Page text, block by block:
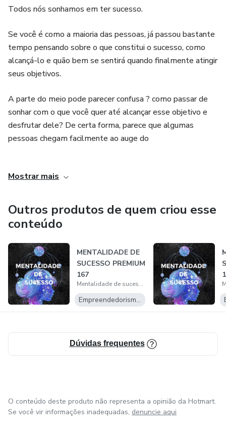
ebook pode ser acessado e lido em qualquer dispositivo
eletrônico, como smartphones, tablets e computadores.
Isso permite que você tenha acesso ao conteúdo a
qualquer momento e em qualquer lugar, tornando-o
conveniente para o seu estilo de vida ocupado.
5. Suporte adicional: Além do ebook, você também terá
acesso a suporte adicional, como materiais
proporciona um ambiente de apoio e troca de ideias, onde
outras pessoas que estão em busca do sucesso.
Todos nós sonhamos em ter sucesso.
Se você é como a maioria das pessoas, já passou bastante
tempo pensando sobre o que constitui o sucesso, como
alcançá-lo e quão bem se sentirá quando finalmente atingir
seus objetivos.
A parte do meio pode parecer confusa ? como passar de
sonhar com o que você quer até alcançar esse objetivo e
desfrutar dele? De certa forma, parece que algumas
pessoas chegam facilmente ao auge do
O segredo é executar cinco etapas principais que ajudarão
você a atingir seus objetivos e a realizar o que se propuser
a fazer.
Neste ebook especial, mostrarei cada uma dessas etapas
essenciais e explicarei o que você precisa fazer para chegar
onde deseja.
Mostrar mais
Outros produtos de quem criou esse
conteúdo
MENTALIDADE DE
SUCESSO PREMIUM
167
Mentalidade de sucesso
Empreendedorismo Digital
Dúvidas frequentes
O conteúdo deste produto não representa a opinião da Hotmart.
Se você vir informações inadequadas, denuncie aqui